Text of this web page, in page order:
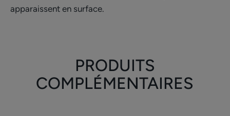
apparaissent en surface.
PRODUITS
COMPLÉMENTAIRES